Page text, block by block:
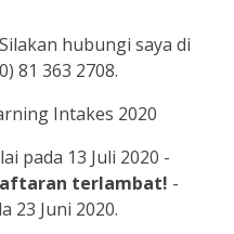
hubungi saya di
81 363 2708.
Intakes 2020
pada 13 Juli 2020 -
terlambat! -
23 Juni 2020.